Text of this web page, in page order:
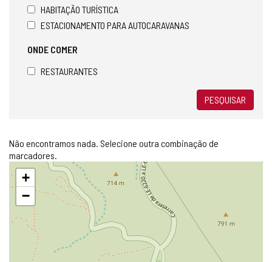
HABITAÇÃO TURÍSTICA
ESTACIONAMENTO PARA AUTOCARAVANAS
ONDE COMER
RESTAURANTES
PESQUISAR
Não encontramos nada. Selecione outra combinação de
marcadores.
Pular
mapa
+
−